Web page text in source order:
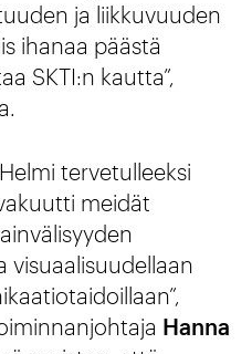
ja liikkuvuuden
ihanaa päästä
SKTI:n kautta”,
tervetulleeksi
meidät
visuaalisuudellaan
Hanna